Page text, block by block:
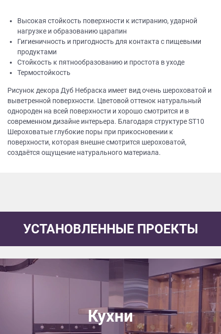
Высокая стойкость поверхности к истиранию, ударной
нагрузке и образованию царапин
Гигиеничность и пригодность для контакта с пищевыми
продуктами
Стойкость к пятнообразованию и простота в уходе
Термостойкость
Рисунок декора Дуб Небраска имеет вид очень шероховатой и
выветренной поверхности. Цветовой оттенок натуральный
однороден на всей поверхности и хорошо смотрится и в
современном дизайне интерьера. Благодаря структуре ST10
Шероховатые глубокие поры при прикосновении к
поверхности, которая внешне смотрится шероховатой,
создаётся ощущение натурального материала.
УСТАНОВЛЕННЫЕ ПРОЕКТЫ
Кухни